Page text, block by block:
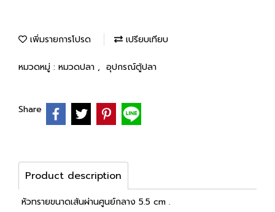
เพิ่มรายการโปรด เปรียบเทียบ
หมวดหมู่ : หมวดปลา , อุปกรณ์ตู้ปลา
Share
Product description
หัวทรายขนาดเส้นผ่านศูนย์กลาง 5.5 cm .